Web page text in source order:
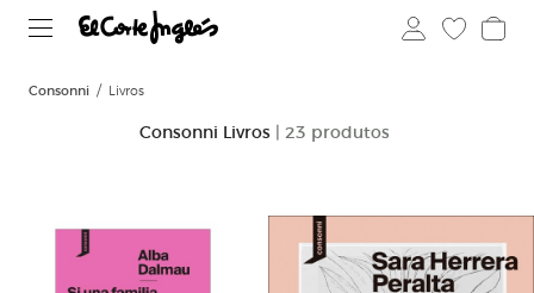
Consonni Livros
Consonni Livros | 23 produtos